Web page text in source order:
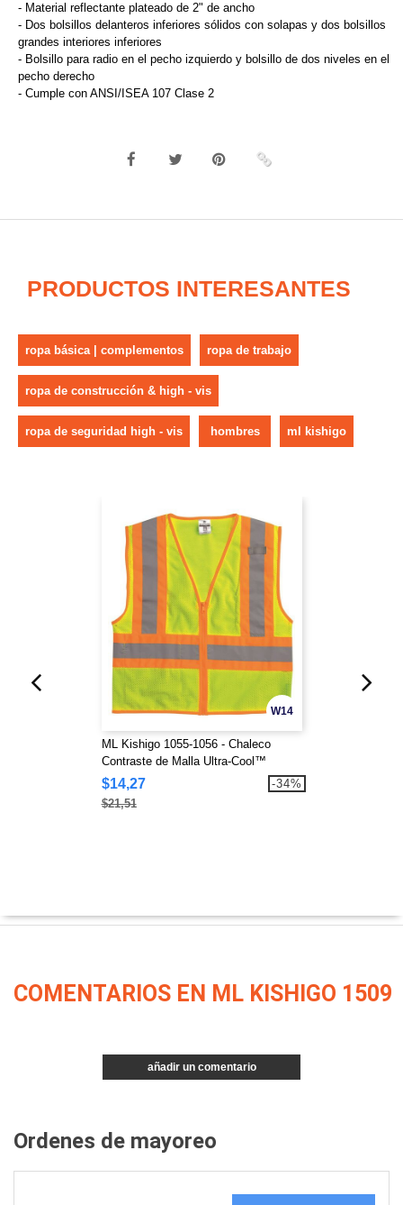
- Material reflectante plateado de 2" de ancho
- Dos bolsillos delanteros inferiores sólidos con solapas y dos bolsillos
grandes interiores inferiores
- Bolsillo para radio en el pecho izquierdo y bolsillo de dos niveles en el
pecho derecho
- Cumple con ANSI/ISEA 107 Clase 2
PRODUCTOS INTERESANTES
ropa básica | complementos ropa de trabajo
ropa de construcción & high - vis
ropa de seguridad high - vis hombres ml kishigo
W14
ML Kishigo 1055-1056 - Chaleco
Contraste de Malla Ultra-Cool™
$14,27
$21,51
-34%
COMENTARIOS EN ML KISHIGO 1509
añadir un comentario
Ordenes de mayoreo